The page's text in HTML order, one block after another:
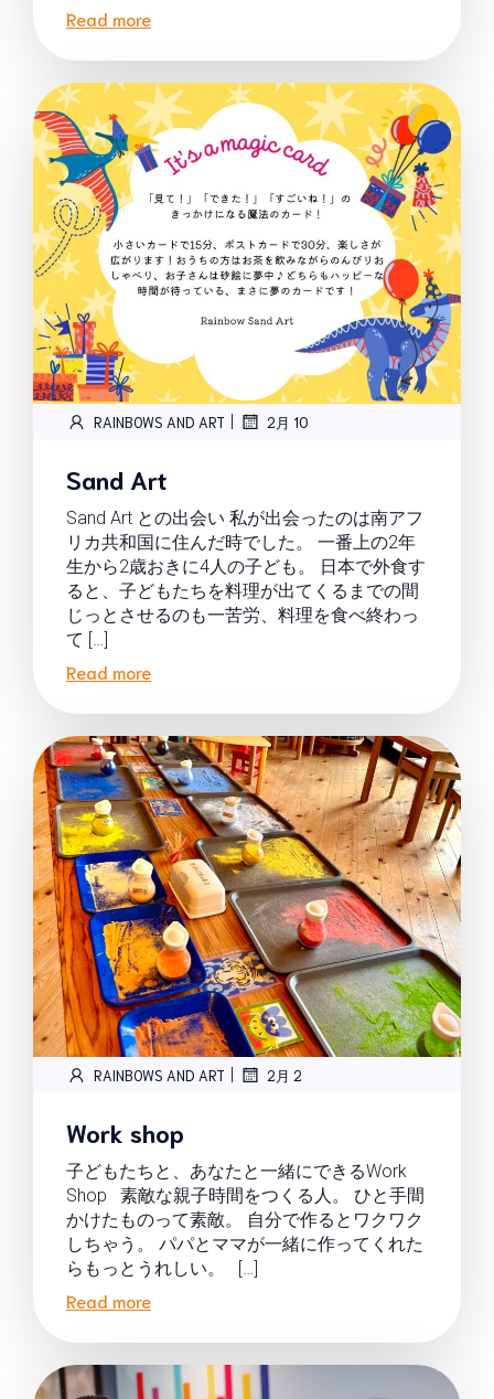
Read more
RAINBOWS AND ART | 2月 10
Sand Art
Sand Art との出会い 私が出会ったのは南アフ
リカ共和国に住んだ時でした。 一番上の2年
生から2歳おきに4人の子ども。 日本で外食す
ると、子どもたちを料理が出てくるまでの間
じっとさせるのも一苦労、料理を食べ終わっ
て […]
Read more
RAINBOWS AND ART | 2月 2
Work shop
子どもたちと、あなたと一緒にできるWork
Shop 素敵な親子時間をつくる人。 ひと手間
かけたものって素敵。 自分で作るとワクワク
しちゃう。 パパとママが一緒に作ってくれた
らもっとうれしい。 […]
Read more